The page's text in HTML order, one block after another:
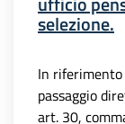
selezione.
In
passaggio
art. 30,